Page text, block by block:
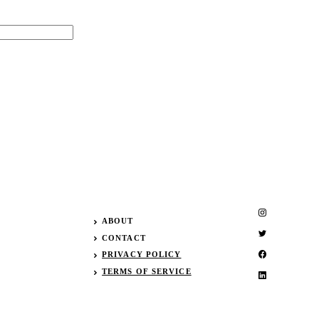
ABOUT
CONTACT
PRIVACY POLICY
TERMS OF SERVICE